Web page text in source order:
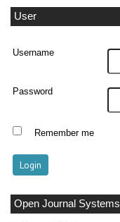
User
Username
Password
Remember me
Open Journal Systems